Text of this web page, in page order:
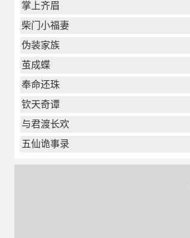
掌上齐眉
柴门小福妻
伪装家族
茧成蝶
奉命还珠
钦天奇谭
与君渡长欢
五仙诡事录